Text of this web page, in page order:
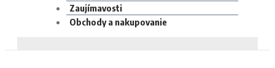
Zaujímavosti
Obchody a nakupovanie